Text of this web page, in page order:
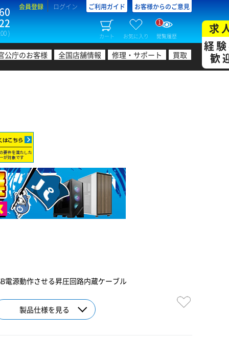
)
会員登録 ログイン ご利用ガイド お客様からのご意見
カート お気に入り 閲覧履歴
1
公庁のお客様 全国店舗情報 修理・サポート 買取
求
経
歓
電源動作させる昇圧回路内蔵ケーブル
製品仕様を見る